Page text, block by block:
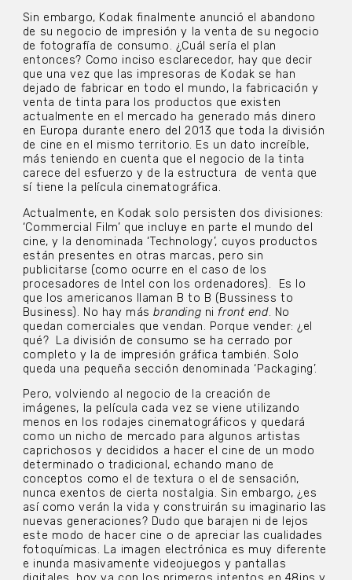
Sin embargo, Kodak finalmente anunció el abandono
de su negocio de impresión y la venta de su negocio
de fotografía de consumo. ¿Cuál sería el plan
entonces? Como inciso esclarecedor, hay que decir
que una vez que las impresoras de Kodak se han
dejado de fabricar en todo el mundo, la fabricación y
venta de tinta para los productos que existen
actualmente en el mercado ha generado más dinero
en Europa durante enero del 2013 que toda la división
de cine en el mismo territorio. Es un dato increíble,
más teniendo en cuenta que el negocio de la tinta
carece del esfuerzo y de la estructura de venta que
sí tiene la película cinematográfica.
Actualmente, en Kodak solo persisten dos divisiones:
‘Commercial Film’ que incluye en parte el mundo del
cine, y la denominada ‘Technology’, cuyos productos
están presentes en otras marcas, pero sin
publicitarse (como ocurre en el caso de los
procesadores de Intel con los ordenadores). Es lo
que los americanos llaman B to B (Bussiness to
Business). No hay másbranding nifront end. No
quedan comerciales que vendan. Porque vender: ¿el
qué? La división de consumo se ha cerrado por
completo y la de impresión gráfica también. Solo
queda una pequeña sección denominada ‘Packaging’.
Pero, volviendo al negocio de la creación de
imágenes, la película cada vez se viene utilizando
menos en los rodajes cinematográficos y quedará
como un nicho de mercado para algunos artistas
caprichosos y decididos a hacer el cine de un modo
determinado o tradicional, echando mano de
conceptos como el de textura o el de sensación,
nunca exentos de cierta nostalgia. Sin embargo, ¿es
así como verán la vida y construirán su imaginario las
nuevas generaciones? Dudo que barajen ni de lejos
este modo de hacer cine o de apreciar las cualidades
fotoquímicas. La imagen electrónica es muy diferente
e inunda masivamente videojuegos y pantallas